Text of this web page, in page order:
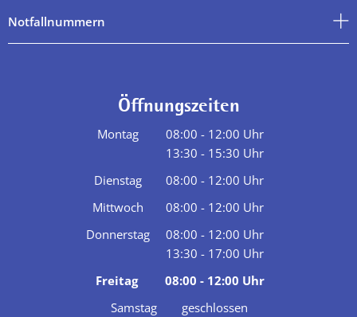
Notfallnummern
Öffnungszeiten
Montag 08:00 - 12:00 Uhr
Von 08:00 bis 12:00 Uhr
13:30 - 15:30 Uhr
Von 13:30 bis 15:30 Uhr
Dienstag 08:00 - 12:00 Uhr
Von 08:00 bis 12:00 Uhr
Mittwoch 08:00 - 12:00 Uhr
Von 08:00 bis 12:00 Uhr
Donnerstag 08:00 - 12:00 Uhr
Von 08:00 bis 12:00 Uhr
13:30 - 17:00 Uhr
Von 13:30 bis 17:00 Uhr
Freitag 08:00 - 12:00 Uhr
Von 08:00 bis 12:00 Uhr
Samstag
geschlossen